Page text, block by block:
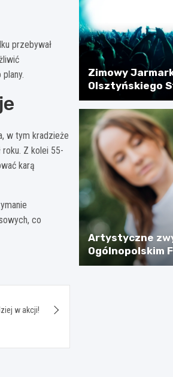
przebywał
w tym kradzieże
Z kolei 55-
karą
co
w akcji!
Zimowy
Olsztyńskiego
Artystyczne
Ogólnopolskim
Ludowych w